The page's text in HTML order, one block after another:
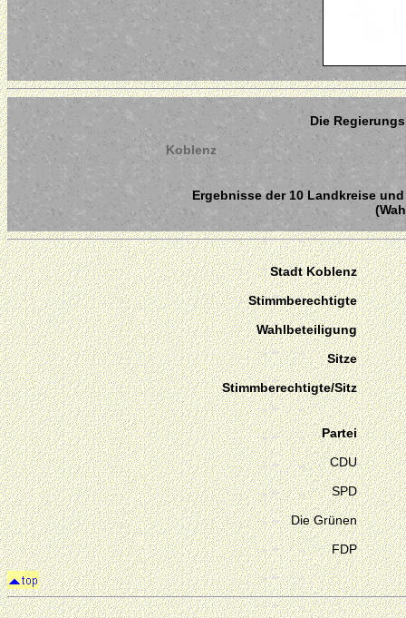
Die
Koblenz
Ergebnisse der 10 Landkreise
Stadt Koblenz
Stimmberechtigte
Wahlbeteiligung
Sitze
Stimmberechtigte/Sitz
Partei
CDU
SPD
Die Grünen
FDP